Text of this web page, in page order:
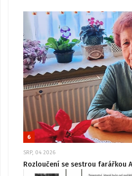
6
SRP, 04 2026
Rozloučení se sestrou farářkou